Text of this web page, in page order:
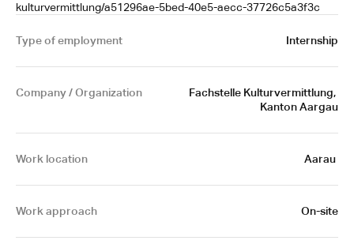
kulturvermittlung/a51296ae-5bed-40e5-aecc-37726c5a3f3c
Type of employment Internship
Company / Organization
Fachstelle Kulturvermittlung,
Kanton Aargau
Work location Aarau
Work approach On-site